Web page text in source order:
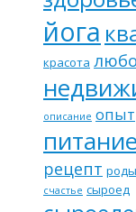
йога
красота
описание опыт
питание
рецепт роды
счастье сыроед